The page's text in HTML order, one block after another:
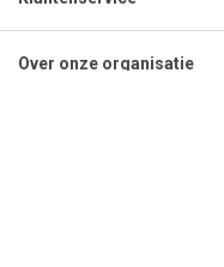
Over onze organisatie